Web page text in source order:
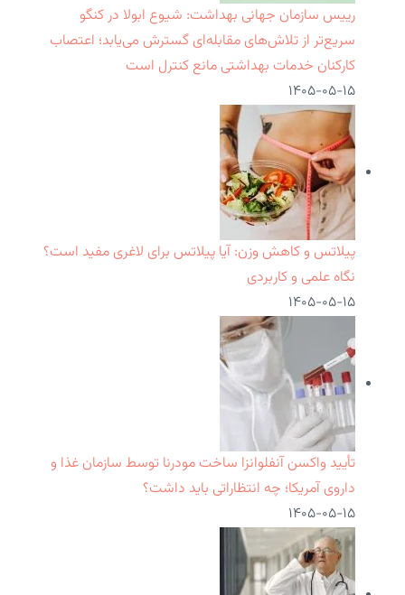
رییس سازمان جهانی بهداشت: شیوع ابولا در کنگو
سریع‌تر از تلاش‌های مقابله‌ای گسترش می‌یابد؛ اعتصاب
کارکنان خدمات بهداشتی مانع کنترل است
۱۴۰۵-۰۵-۱۵
پیلاتس و کاهش وزن: آیا پیلاتس برای لاغری مفید است؟
نگاه علمی و کاربردی
۱۴۰۵-۰۵-۱۵
تأیید واکسن آنفلوانزا ساخت مودرنا توسط سازمان غذا و
داروی آمریکا؛ چه انتظاراتی باید داشت؟
۱۴۰۵-۰۵-۱۵